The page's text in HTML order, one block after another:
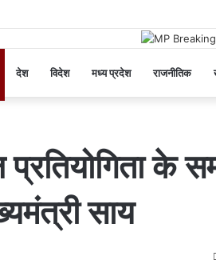
देश विदेश मध्य प्रदेश राजनीतिक
के
साय